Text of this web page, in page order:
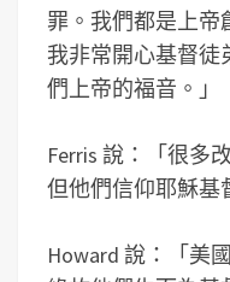
罪。我們都是上帝
我非常開心基督徒
們上帝的福音。」
Ferris 說：「很多
但他們信仰耶穌基
Howard 說：「美